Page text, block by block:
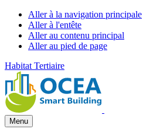
Aller à la navigation principale
Aller à l'entête
Aller au contenu principal
Aller au pied de page
Habitat Tertiaire
Menu